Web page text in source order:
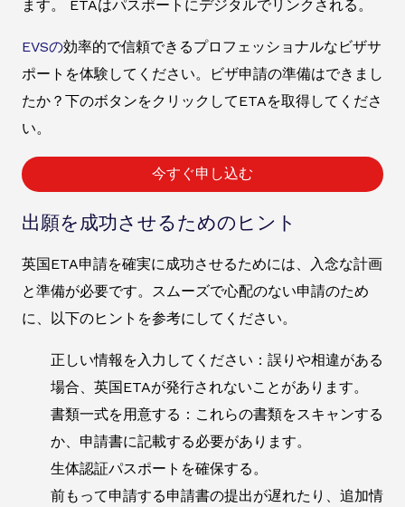
ます。 ETAはパスポートにデジタルでリンクされる。
EVSの効率的で信頼できるプロフェッショナルなビザサ
ポートを体験してください。ビザ申請の準備はできまし
たか？下のボタンをクリックしてETAを取得してくださ
い。
今すぐ申し込む
出願を成功させるためのヒント
英国ETA申請を確実に成功させるためには、入念な計画
と準備が必要です。スムーズで心配のない申請のため
に、以下のヒントを参考にしてください。
正しい情報を入力してください：誤りや相違がある
場合、英国ETAが発行されないことがあります。
書類一式を用意する：これらの書類をスキャンする
か、申請書に記載する必要があります。
生体認証パスポートを確保する。
前もって申請する申請書の提出が遅れたり、追加情